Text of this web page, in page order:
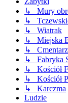
↳ Mury
↳
↳ Wiatrak
↳ Miejska
↳ Cmentarz
↳ Fabryka
↳ Kościół
↳ Kościół
↳ Karczma
Ludzie